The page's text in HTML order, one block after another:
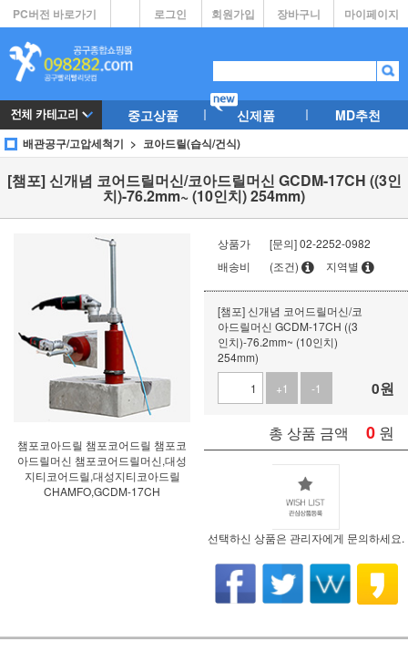
PC버전 바로가기 마이페이지
장바구니
회원가입
로그인
중고상품 신제품 MD추천
배관공구/고압세척기 코아드릴(습식/건식)
[챔포] 신개념 코어드릴머신/코아드릴머신 GCDM-17CH ((3인
치)-76.2mm~ (10인치) 254mm)
챔포코아드릴 챔포코어드릴 챔포코
아드릴머신 챔포코어드릴머신,대성
지티코어드릴,대성지티코아드릴
CHAMFO,GCDM-17CH
상품가
[문의] 02-2252-0982
배송비
(조건) 지역별
[챔포] 신개념 코어드릴머신/코
아드릴머신 GCDM-17CH ((3
인치)-76.2mm~ (10인치)
254mm)
+1
-1 0원
총 상품 금액 0 원
선택하신 상품은 관리자에게 문의하세요.